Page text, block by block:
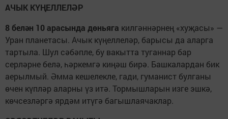
АЧЫК КҮҢЕЛЛЕЛӘР
8 белән 10 арасында дөньяга килгән­нәрнең «хуҗасы» —
Уран планетасы. Ачык күңеллеләр, барысы да алар­га
тартыла. Шул сәбәпле, бу ва­кытта туганнар бар
серләрне белә, һәркемгә киңәш бирә. Башкалар­дан бик
аерылмый. Әмма кешелекле, гади, гуманист булганы
өчен күпләр аларны үз итә. Тормышларын изге эшкә,
көчсезләргә ярдәм итүгә багыш­лаячаклар.